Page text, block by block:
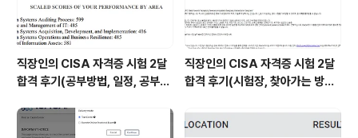
직장인의 CISA 자격증 시험 2달
합격 후기(공부방법, 일정, 공부시
직장인의 CISA 자격증 시험 2달
합격 후기(시험장, 찾아가는 방법,